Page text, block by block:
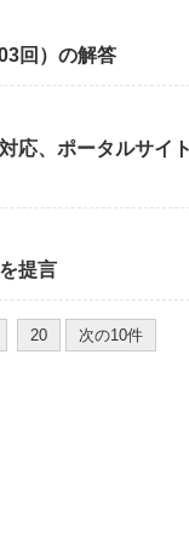
回）の解答
応、ポータルサイ
提言
20 次の10件